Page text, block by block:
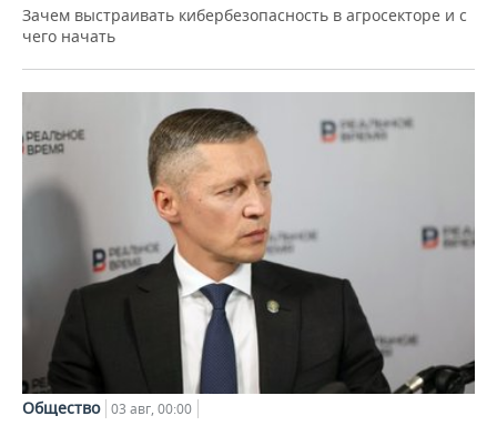
Зачем выстраивать кибербезопасность в агросекторе и с
чего начать
Общество 03 авг, 00:00